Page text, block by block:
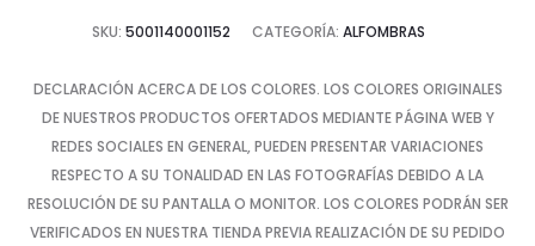
SKU: 5001140001152 CATEGORÍA: ALFOMBRAS
DECLARACIÓN ACERCA DE LOS COLORES. LOS COLORES ORIGINALES
DE NUESTROS PRODUCTOS OFERTADOS MEDIANTE PÁGINA WEB Y
REDES SOCIALES EN GENERAL, PUEDEN PRESENTAR VARIACIONES
RESPECTO A SU TONALIDAD EN LAS FOTOGRAFÍAS DEBIDO A LA
RESOLUCIÓN DE SU PANTALLA O MONITOR. LOS COLORES PODRÁN SER
VERIFICADOS EN NUESTRA TIENDA PREVIA REALIZACIÓN DE SU PEDIDO